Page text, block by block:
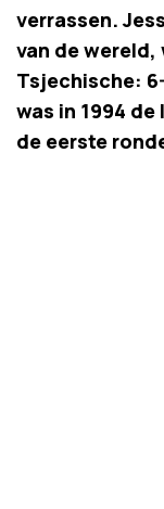
verrassen.
van de wereld,
Tsjechische:
was in 1994
de eerste